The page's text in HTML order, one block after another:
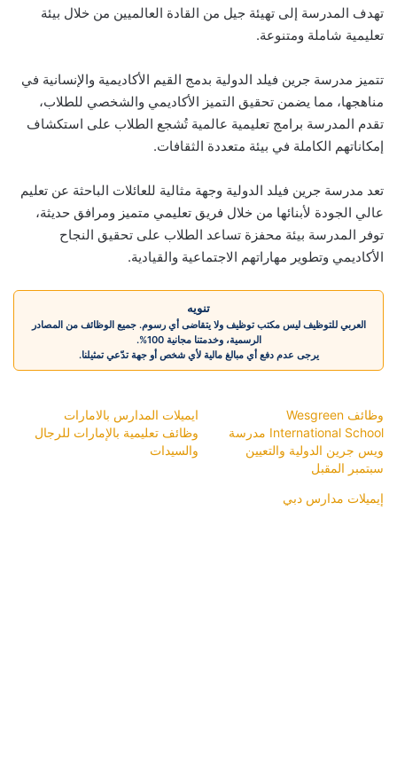
تهدف المدرسة إلى تهيئة جيل من القادة العالميين من خلال بيئة
تعليمية شاملة ومتنوعة.
تتميز مدرسة جرين فيلد الدولية بدمج القيم الأكاديمية والإنسانية في
مناهجها، مما يضمن تحقيق التميز الأكاديمي والشخصي للطلاب،
تقدم المدرسة برامج تعليمية عالمية تُشجع الطلاب على استكشاف
إمكاناتهم الكاملة في بيئة متعددة الثقافات.
تعد مدرسة جرين فيلد الدولية وجهة مثالية للعائلات الباحثة عن تعليم
عالي الجودة لأبنائها من خلال فريق تعليمي متميز ومرافق حديثة،
توفر المدرسة بيئة محفزة تساعد الطلاب على تحقيق النجاح
الأكاديمي وتطوير مهاراتهم الاجتماعية والقيادية.
تنويه
العربي للتوظيف ليس مكتب توظيف ولا يتقاضى أي رسوم. جميع الوظائف من المصادر
الرسمية، وخدمتنا مجانية 100%.
يرجى عدم دفع أي مبالغ مالية لأي شخص أو جهة تدّعي تمثيلنا.
وظائف Wesgreen
International School مدرسة
ويس جرين الدولية والتعيين
سبتمبر المقبل
ايميلات المدارس بالامارات
وظائف تعليمية بالإمارات للرجال
والسيدات
إيميلات مدارس دبي